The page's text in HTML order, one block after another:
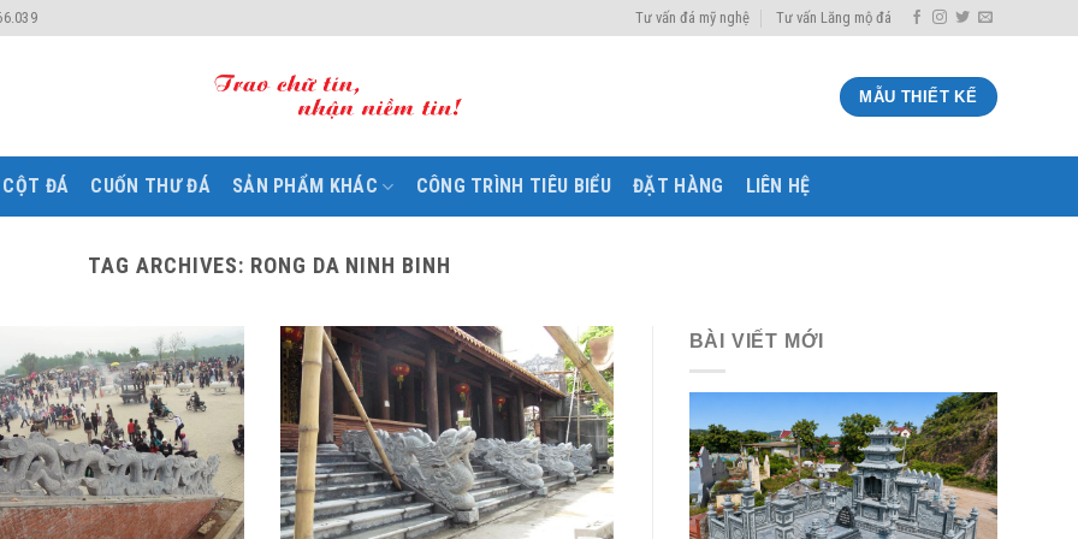
Tư vấn đá mỹ nghệ Tư vấn Lăng mộ đá
MẪU THIẾT KẾ
CỘT ĐÁ CUỐN THƯ ĐÁ SẢN PHẨM KHÁC CÔNG TRÌNH TIÊU BIỂU ĐẶT HÀNG LIÊN HỆ
TAG ARCHIVES: RONG DA NINH BINH
BÀI VIẾT MỚI